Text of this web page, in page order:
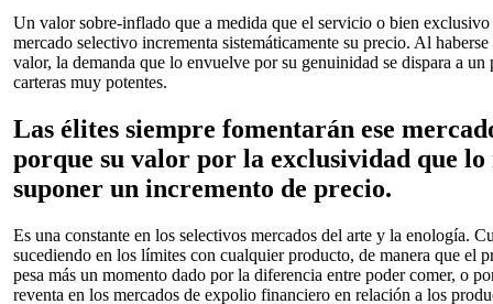
Un valor sobre-inflado que a medida que el servicio o bien
mercado selectivo incrementa sistemáticamente su precio. Al
valor, la demanda que lo envuelve por su genuinidad se dispara a
carteras muy potentes.
Las élites siempre fomentarán ese
porque su valor por la exclusividad que lo
suponer un incremento de precio.
Es una constante en los selectivos mercados del arte y la enología.
sucediendo en los límites con cualquier producto, de manera que el
pesa más un momento dado por la diferencia entre poder comer, o
reventa en los mercados de expolio financiero en relación a los